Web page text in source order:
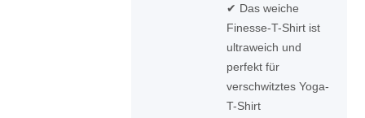
✔ Das weiche
Finesse-T-Shirt ist
ultraweich und
perfekt für
verschwitztes Yoga-
T-Shirt